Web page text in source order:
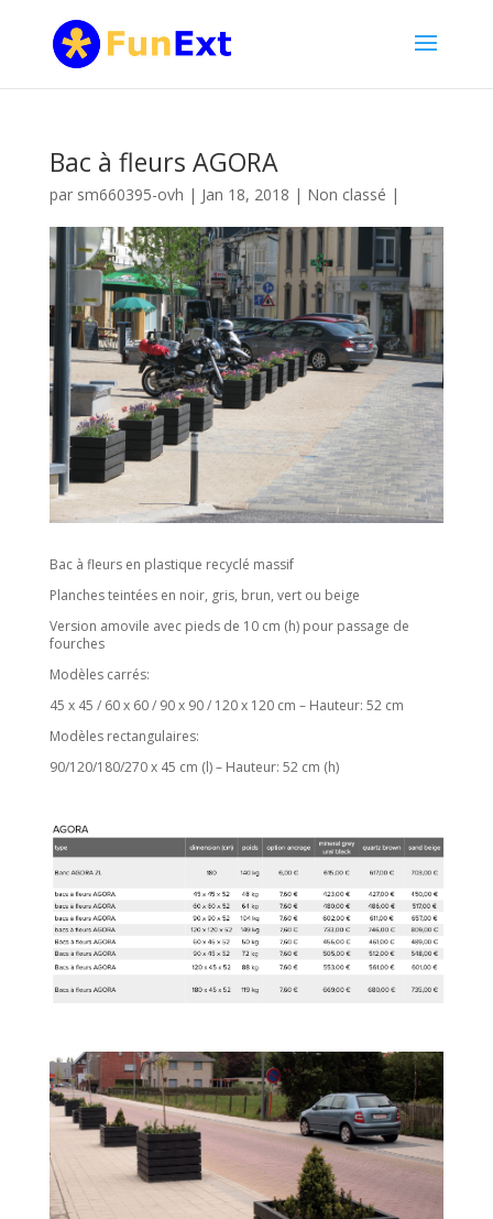
Bac à fleurs AGORA
par sm660395-ovh | Jan 18, 2018 | Non classé |
Bac à fleurs en plastique recyclé massif
Planches teintées en noir, gris, brun, vert ou beige
Version amovile avec pieds de 10 cm (h) pour passage de
fourches
Modèles carrés:
45 x 45 / 60 x 60 / 90 x 90 / 120 x 120 cm – Hauteur: 52 cm
Modèles rectangulaires:
90/120/180/270 x 45 cm (l) – Hauteur: 52 cm (h)